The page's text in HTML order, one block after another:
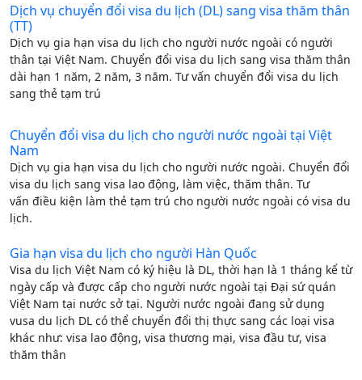
Dịch vụ chuyển đổi visa du lịch (DL) sang visa thăm thân
(TT)
Dịch vụ gia hạn visa du lịch cho người nước ngoài có người
thân tại Việt Nam. Chuyển đổi visa du lịch sang visa thăm thân
dài hạn 1 năm, 2 năm, 3 năm. Tư vấn chuyển đổi visa du lịch
sang thẻ tạm trú
Chuyển đổi visa du lịch cho người nước ngoài tại Việt
Nam
Dịch vụ gia hạn visa du lịch cho người nước ngoài. Chuyển đổi
visa du lịch sang visa lao động, làm việc, thăm thân. Tư
vấn điều kiện làm thẻ tạm trú cho người nước ngoài có visa du
lịch.
Gia hạn visa du lịch cho người Hàn Quốc
Visa du lịch Việt Nam có ký hiệu là DL, thời hạn là 1 tháng kể từ
ngày cấp và được cấp cho người nước ngoài tại Đại sứ quán
Việt Nam tại nước sở tại. Người nước ngoài đang sử dụng
vusa du lịch DL có thể chuyển đổi thị thực sang các loại visa
khác như: visa lao động, visa thương mại, visa đầu tư, visa
thăm thân